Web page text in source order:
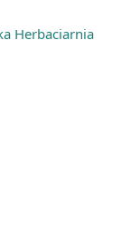
Herbaciarnia